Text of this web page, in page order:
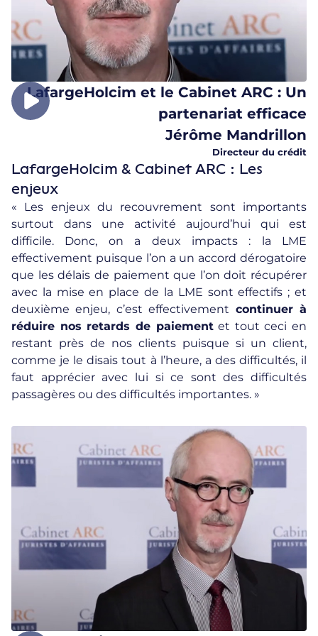
LafargeHolcim et le Cabinet ARC : Un
partenariat efficace
Jérôme Mandrillon
Directeur du crédit
LafargeHolcim & Cabinet ARC : Les
enjeux
« Les enjeux du recouvrement sont importants
surtout dans une activité aujourd’hui qui est
difficile. Donc, on a deux impacts : la LME
effectivement puisque l’on a un accord dérogatoire
que les délais de paiement que l’on doit récupérer
avec la mise en place de la LME sont effectifs ; et
deuxième enjeu, c’est effectivement continuer à
réduire nos retards de paiementet tout ceci en
restant près de nos clients puisque si un client,
comme je le disais tout à l’heure, a des difficultés, il
faut apprécier avec lui si ce sont des difficultés
passagères ou des difficultés importantes. »